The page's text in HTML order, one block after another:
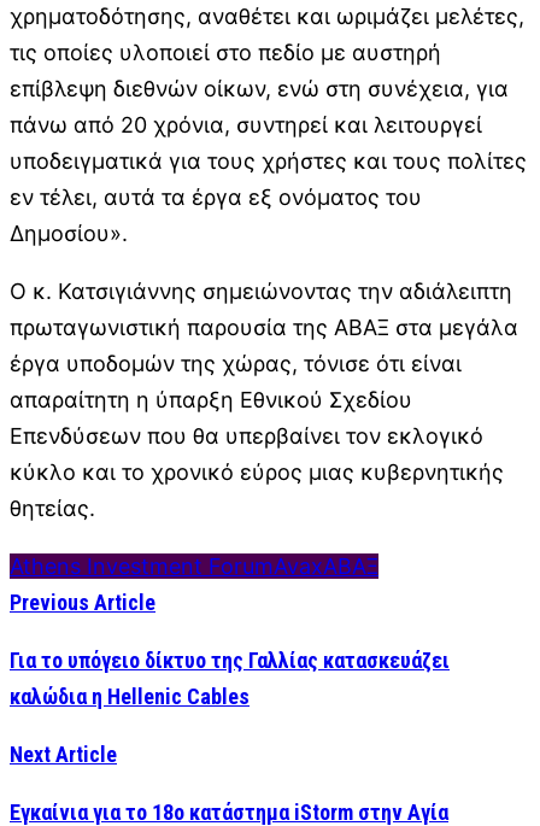
χρηματοδότησης, αναθέτει και ωριμάζει μελέτες,
τις οποίες υλοποιεί στο πεδίο με αυστηρή
επίβλεψη διεθνών οίκων, ενώ στη συνέχεια, για
πάνω από 20 χρόνια, συντηρεί και λειτουργεί
υποδειγματικά για τους χρήστες και τους πολίτες
εν τέλει, αυτά τα έργα εξ ονόματος του
Δημοσίου».
Ο κ. Κατσιγιάννης σημειώνοντας την αδιάλειπτη
πρωταγωνιστική παρουσία της ΑΒΑΞ στα μεγάλα
έργα υποδομών της χώρας, τόνισε ότι είναι
απαραίτητη η ύπαρξη Εθνικού Σχεδίου
Επενδύσεων που θα υπερβαίνει τον εκλογικό
κύκλο και το χρονικό εύρος μιας κυβερνητικής
θητείας.
Athens Investment ForumAvaxΑΒΑΞ
Previous Article
Για το υπόγειο δίκτυο της Γαλλίας κατασκευάζει
καλώδια η Hellenic Cables
Next Article
Εγκαίνια για το 18o κατάστημα iStorm στην Αγία